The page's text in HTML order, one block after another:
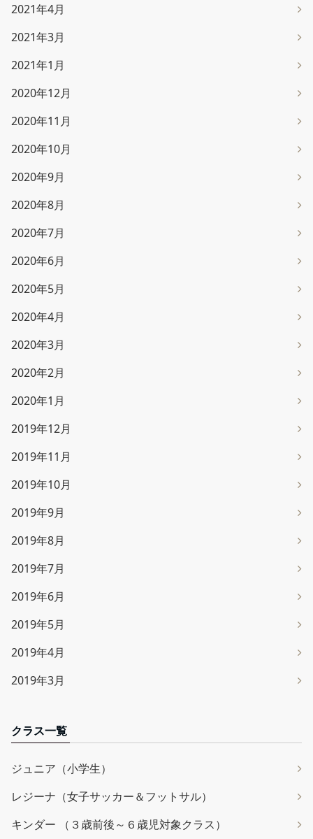
2021年4月
2021年3月
2021年1月
2020年12月
2020年11月
2020年10月
2020年9月
2020年8月
2020年7月
2020年6月
2020年5月
2020年4月
2020年3月
2020年2月
2020年1月
2019年12月
2019年11月
2019年10月
2019年9月
2019年8月
2019年7月
2019年6月
2019年5月
2019年4月
2019年3月
クラス一覧
ジュニア（小学生）
レジーナ（女子サッカー＆フットサル）
キンダー （３歳前後～６歳児対象クラス）